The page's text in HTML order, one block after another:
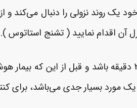
یک روند نزولی را دنبال می‌کند
آن اقدام نمایید ( تشنج استاتوس ).
تشنج استاتوس، به تشنجی گفته می­ شود که بیشتر از
مورد بسیار جدی می‌باشد، برای